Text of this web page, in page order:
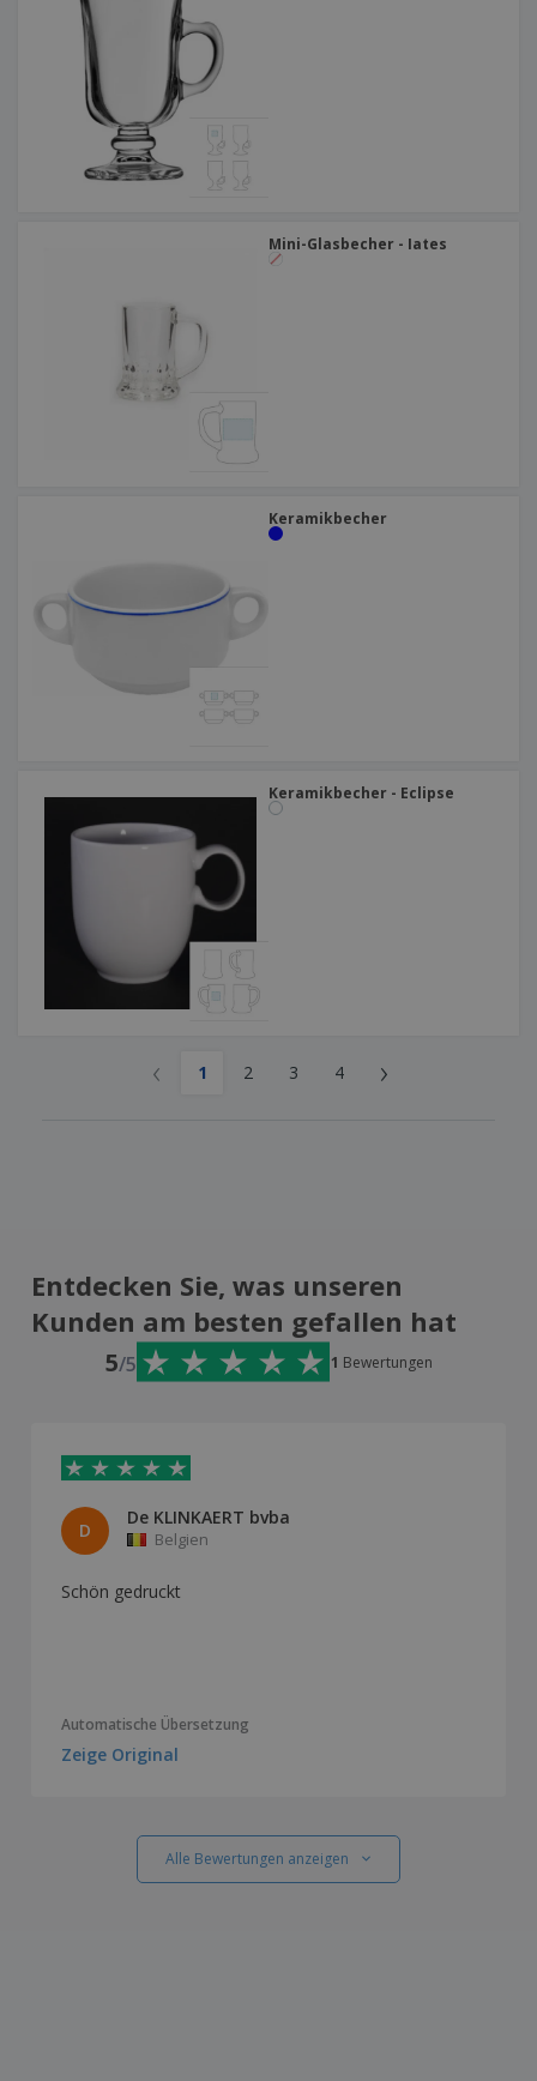
Mini-Glasbecher - Iates
Keramikbecher
Keramikbecher - Eclipse
‹ 1 2 3 4 ›
Entdecken Sie, was unseren
Kunden am besten gefallen hat
5/5 1 Bewertungen
D
De KLINKAERT bvba
Belgien
Schön gedruckt
Automatische Übersetzung
Zeige Original
Alle Bewertungen anzeigen